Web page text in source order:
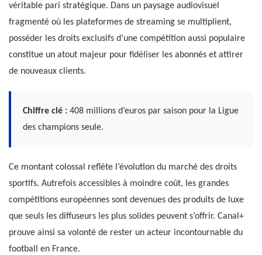
véritable pari stratégique. Dans un paysage audiovisuel
fragmenté où les plateformes de streaming se multiplient,
posséder les droits exclusifs d’une compétition aussi populaire
constitue un atout majeur pour fidéliser les abonnés et attirer
de nouveaux clients.
Chiffre clé : 408 millions d’euros par saison pour la Ligue
des champions seule.
Ce montant colossal reflète l’évolution du marché des droits
sportifs. Autrefois accessibles à moindre coût, les grandes
compétitions européennes sont devenues des produits de luxe
que seuls les diffuseurs les plus solides peuvent s’offrir. Canal+
prouve ainsi sa volonté de rester un acteur incontournable du
football en France.